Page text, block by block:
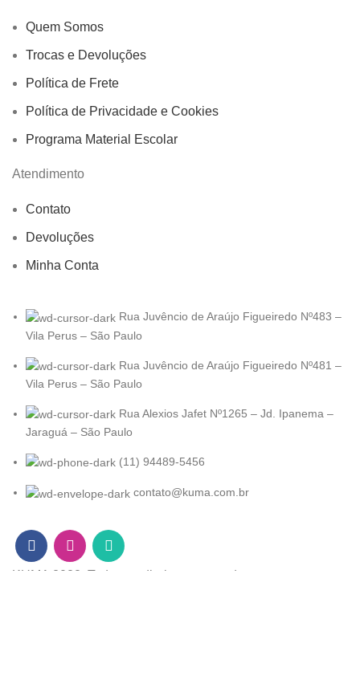
Quem Somos
Trocas e Devoluções
Política de Frete
Política de Privacidade e Cookies
Programa Material Escolar
Atendimento
Contato
Devoluções
Minha Conta
Rua Juvêncio de Araújo Figueiredo Nº483 –
Vila Perus – São Paulo
Rua Juvêncio de Araújo Figueiredo Nº481 –
Vila Perus – São Paulo
Rua Alexios Jafet Nº1265 – Jd. Ipanema –
Jaraguá – São Paulo
(11) 94489-5456
contato@kuma.com.br
KUMA 2022. Todos os direitos reservados